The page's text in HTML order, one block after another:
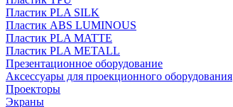
Пластик PLA SILK
Пластик ABS LUMINOUS
Пластик PLA MATTE
Пластик PLA METALL
Презентационное оборудование
Аксессуары для проекционного оборудования
Проекторы
Экраны